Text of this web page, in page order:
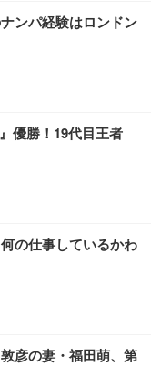
ゲーミング/勉強/事
(ブラック)
チェア 疲れない テレ
30度ロッキング機
度跳ね上げ式アーム
(ホワイト)
クチェア 肘なし メ
ト付き 腰サポート ガ
スター付き コンパク
27インチ 液晶モニタ
光沢 HDMI/DisplayP
整 スイベル VESA対
】GRAPHT THE S
Essential ゲーミン
FHD 量子ドット 残
ク) 【Amazon.co.jp
ーヤマ ペットシーツ
(x 1) (ケース販売)
超厚型 お徳用 レギ
限定】
ンパ経験はロンドン
優勝！19代目王者
の仕事しているかわ
彦の妻・福田萌、第